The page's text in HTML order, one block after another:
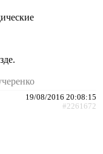
19/08/2016 20:08:15
#2261672